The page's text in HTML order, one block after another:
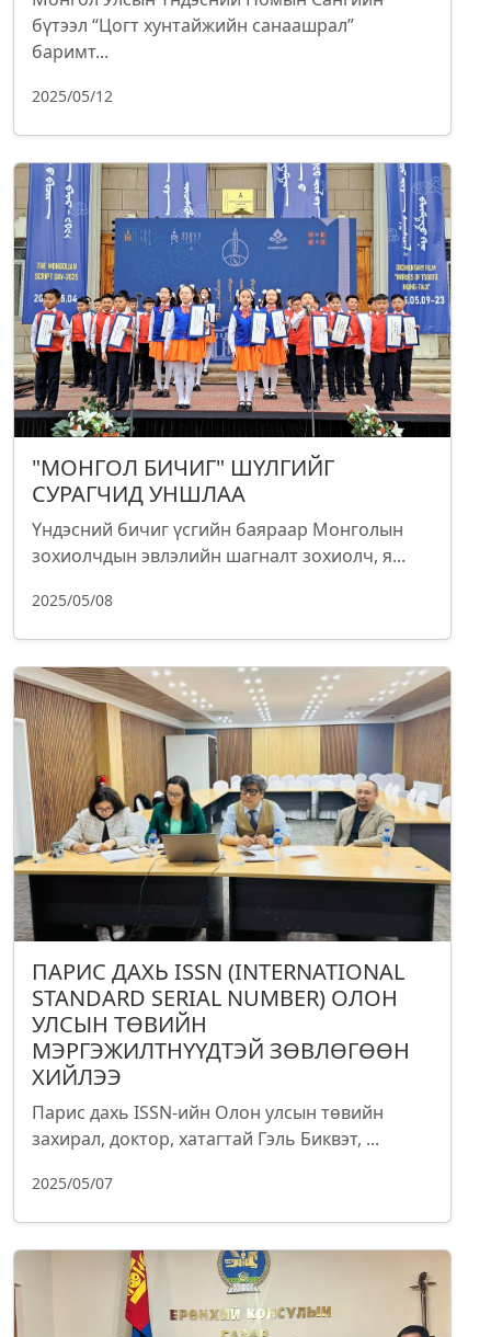
бүтээл “Цогт хунтайжийн санаашрал”
баримт...
2025/05/12
"МОНГОЛ БИЧИГ" ШҮЛГИЙГ
СУРАГЧИД УНШЛАА
Үндэсний бичиг үсгийн баяраар Монголын
зохиолчдын эвлэлийн шагналт зохиолч, я...
2025/05/08
ПАРИС ДАХЬ ISSN (INTERNATIONAL
STANDARD SERIAL NUMBER) ОЛОН
УЛСЫН ТӨВИЙН
МЭРГЭЖИЛТНҮҮДТЭЙ ЗӨВЛӨГӨӨН
ХИЙЛЭЭ
Парис дахь ISSN-ийн Олон улсын төвийн
захирал, доктор, хатагтай Гэль Биквэт, ...
2025/05/07